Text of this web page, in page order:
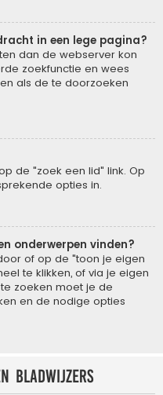
in een lege pagina?
dan de webserver kon
zoekfunctie en wees
als de te doorzoeken
de "zoek een lid" link. Op
opties in.
onderwerpen vinden?
of op de "toon je eigen
te klikken, of via je eigen
zoeken moet je de
en de nodige opties
bladwijzers